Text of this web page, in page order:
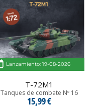
Lanzamiento: 19-08-2026
T-72M1
Tanques de combate Nº 16
15,99 €